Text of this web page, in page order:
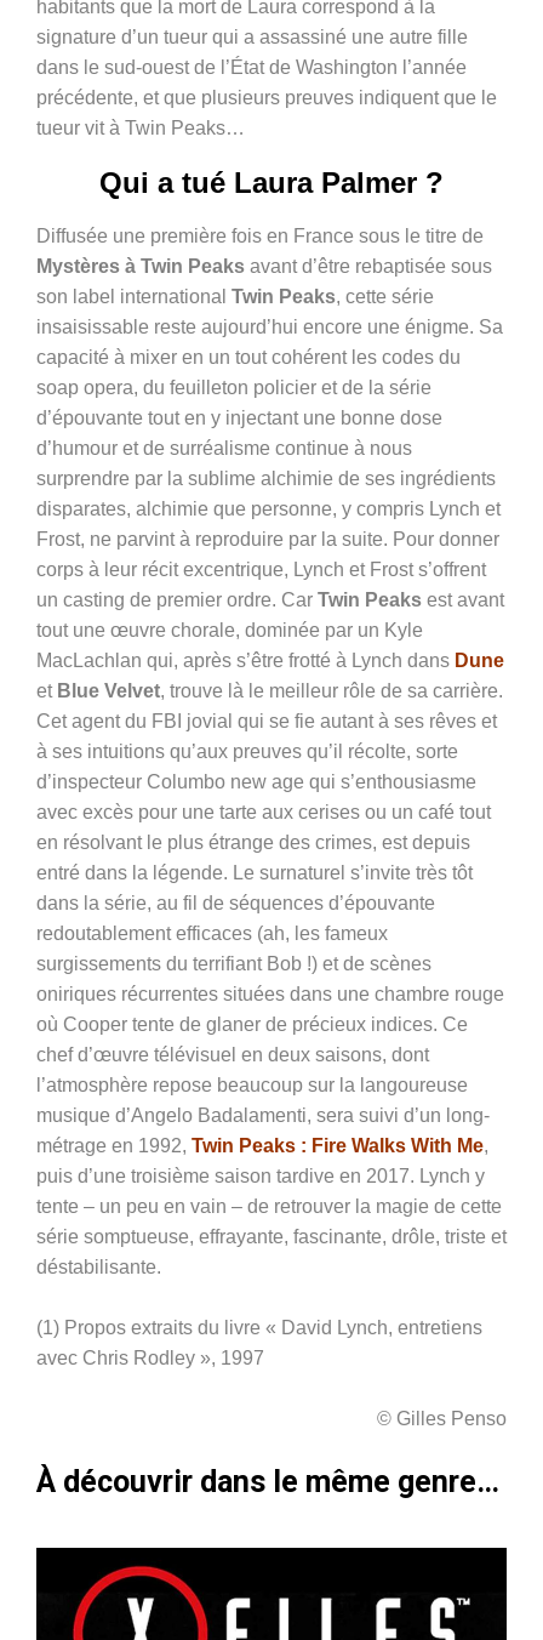
habitants que la mort de Laura correspond à la
signature d’un tueur qui a assassiné une autre fille
dans le sud-ouest de l’État de Washington l’année
précédente, et que plusieurs preuves indiquent que le
tueur vit à Twin Peaks…
Qui a tué Laura Palmer ?
Diffusée une première fois en France sous le titre de
Mystères à Twin Peaks avant d’être rebaptisée sous
son label international Twin Peaks, cette série
insaisissable reste aujourd’hui encore une énigme. Sa
capacité à mixer en un tout cohérent les codes du
soap opera, du feuilleton policier et de la série
d’épouvante tout en y injectant une bonne dose
d’humour et de surréalisme continue à nous
surprendre par la sublime alchimie de ses ingrédients
disparates, alchimie que personne, y compris Lynch et
Frost, ne parvint à reproduire par la suite. Pour donner
corps à leur récit excentrique, Lynch et Frost s’offrent
un casting de premier ordre. Car Twin Peaks est avant
tout une œuvre chorale, dominée par un Kyle
MacLachlan qui, après s’être frotté à Lynch dans Dune
et Blue Velvet, trouve là le meilleur rôle de sa carrière.
Cet agent du FBI jovial qui se fie autant à ses rêves et
à ses intuitions qu’aux preuves qu’il récolte, sorte
d’inspecteur Columbo new age qui s’enthousiasme
avec excès pour une tarte aux cerises ou un café tout
en résolvant le plus étrange des crimes, est depuis
entré dans la légende. Le surnaturel s’invite très tôt
dans la série, au fil de séquences d’épouvante
redoutablement efficaces (ah, les fameux
surgissements du terrifiant Bob !) et de scènes
oniriques récurrentes situées dans une chambre rouge
où Cooper tente de glaner de précieux indices. Ce
chef d’œuvre télévisuel en deux saisons, dont
l’atmosphère repose beaucoup sur la langoureuse
musique d’Angelo Badalamenti, sera suivi d’un long-
métrage en 1992, Twin Peaks : Fire Walks With Me,
puis d’une troisième saison tardive en 2017. Lynch y
tente – un peu en vain – de retrouver la magie de cette
série somptueuse, effrayante, fascinante, drôle, triste et
déstabilisante.
(1) Propos extraits du livre « David Lynch, entretiens
avec Chris Rodley », 1997
© Gilles Penso
À découvrir dans le même genre…